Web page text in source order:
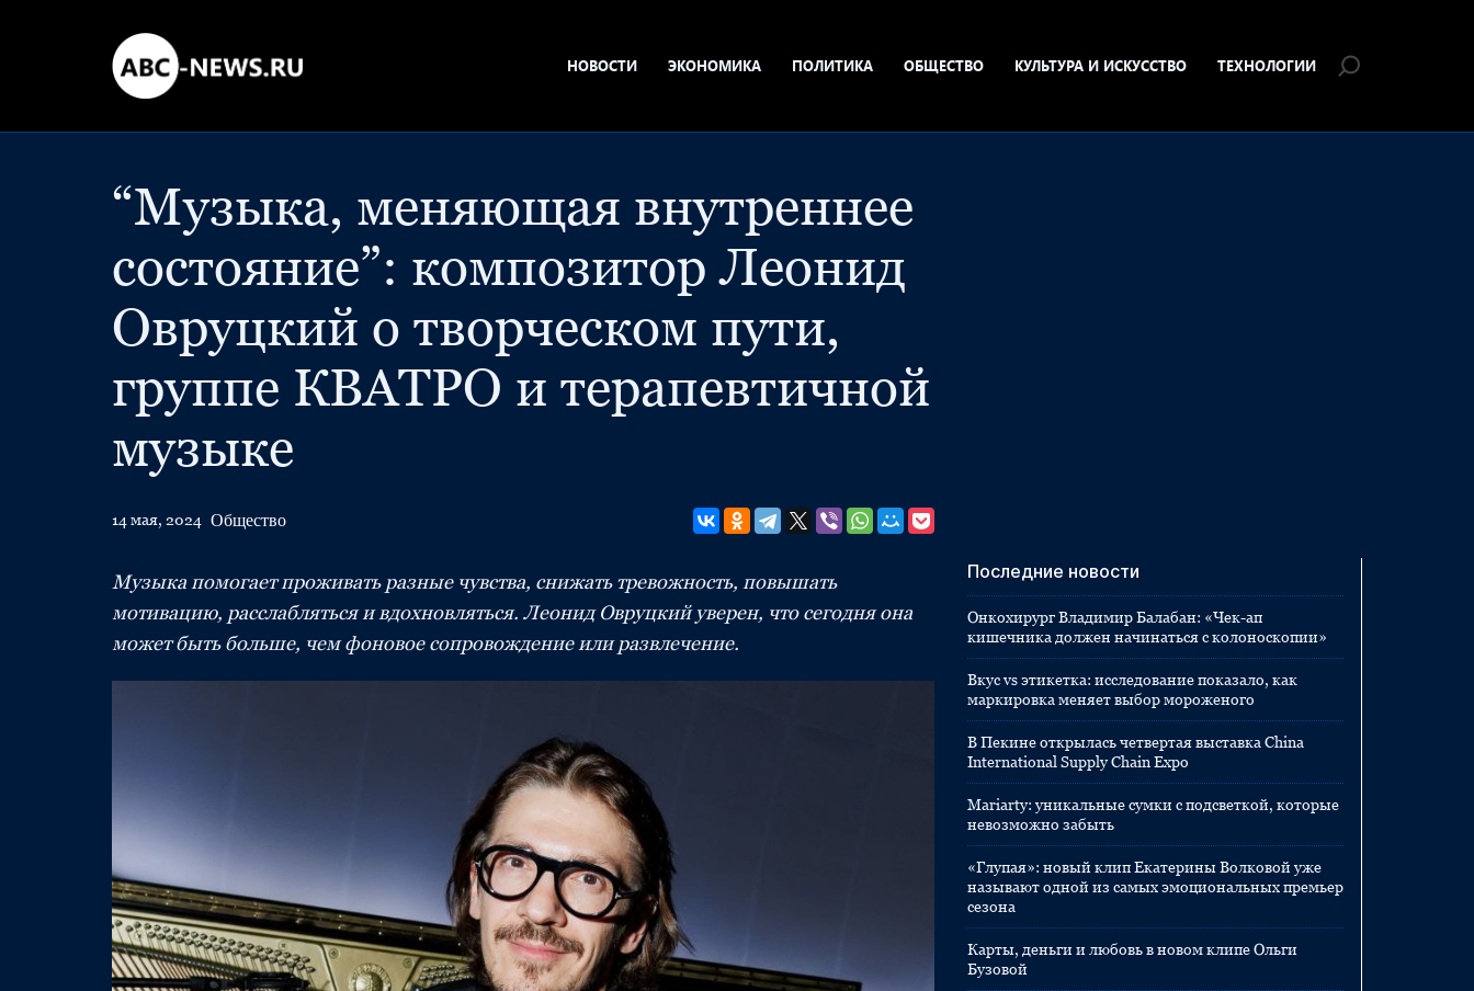
НОВОСТИ ЭКОНОМИКА ПОЛИТИКА ОБЩЕСТВО КУЛЬТУРА И ИСКУССТВО ТЕХНОЛОГИИ
“Музыка, меняющая внутреннее
состояние”: композитор Леонид
Овруцкий о творческом пути,
группе КВАТРО и терапевтичной
музыке
14 мая, 2024 Общество
Музыка помогает проживать разные чувства, снижать тревожность, повышать
мотивацию, расслабляться и вдохновляться. Леонид Овруцкий уверен, что сегодня она
может быть больше, чем фоновое сопровождение или развлечение.
Последние новости
Онкохирург Владимир Балабан: «Чек-ап
кишечника должен начинаться с колоноскопии»
Вкус vs этикетка: исследование показало, как
маркировка меняет выбор мороженого
В Пекине открылась четвертая выставка China
International Supply Chain Expo
Mariarty: уникальные сумки с подсветкой, которые
невозможно забыть
«Глупая»: новый клип Екатерины Волковой уже
называют одной из самых эмоциональных премьер
сезона
Карты, деньги и любовь в новом клипе Ольги
Бузовой